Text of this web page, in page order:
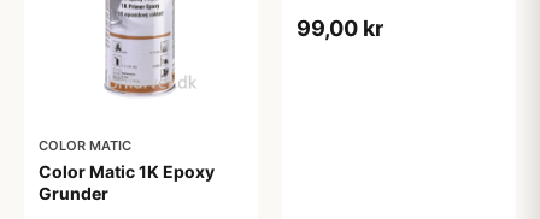
COLOR MATIC
Color Matic 1K Epoxy
Grunder
99,00 kr